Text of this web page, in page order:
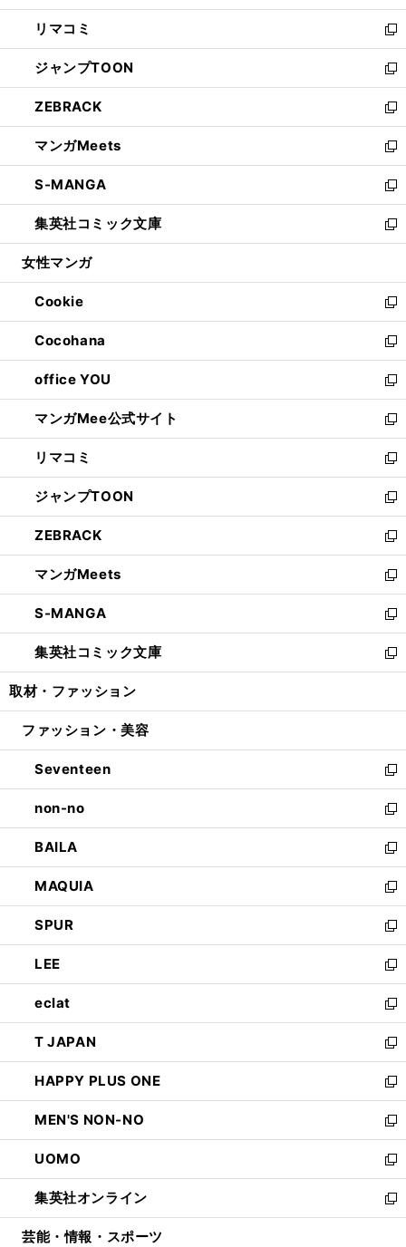
ウ
で
開
く
ン
ド
ウ
で
開
く
ウ
ィ
ン
ド
ウ
で
開
く
し
い
ウ
ィ
ン
ド
ウ
で
開
く
リマコミ
新
し
い
ウ
ィ
ン
ド
ウ
で
開
く
ジャンプTOON
新
し
い
ウ
ィ
ン
ド
ウ
で
開
ZEBRACK
新
し
い
ウ
ィ
ン
ド
ウ
開
く
マンガMeets
新
し
い
ウ
ィ
ン
ウ
で
開
く
S-MANGA
新
し
い
ウ
ン
ド
ウ
で
開
く
集英社コミック文庫
新
し
ウ
ィ
ン
ド
ウ
で
開
く
女性マンガ
Cookie
新
し
い
ウ
ィ
ン
ド
ウ
で
開
く
Cocohana
新
し
い
ウ
ィ
ン
ド
ウ
で
開
く
office YOU
新
し
い
ウ
ィ
ン
ド
ウ
で
開
く
マンガMee公式サイト
新
し
い
ウ
ィ
ン
ド
ウ
で
開
く
リマコミ
新
し
い
ウ
ィ
ン
ド
ウ
で
開
く
ジャンプTOON
新
し
い
ウ
ィ
ン
ド
ウ
で
開
ZEBRACK
新
し
い
ウ
ィ
ン
ド
ウ
開
マンガMeets
新
し
い
ウ
ィ
ン
ウ
開
く
S-MANGA
新
し
い
ウ
ン
ウ
で
開
く
集英社コミック文庫
新
し
ウ
ン
ド
ウ
で
開
く
取材・ファッション
ファッション・美容
Seventeen
新
し
い
ウ
ィ
ン
ド
ウ
で
開
く
non-no
新
し
い
ウ
ィ
ン
ド
ウ
で
開
く
BAILA
新
し
い
ウ
ィ
ン
ド
ウ
で
開
く
MAQUIA
新
し
い
ウ
ィ
ン
ド
ウ
で
開
く
SPUR
新
し
い
ウ
ィ
ン
ド
ウ
で
開
く
LEE
新
し
い
ウ
ィ
ン
ド
ウ
で
開
く
eclat
新
し
い
ウ
ィ
ン
ド
ウ
で
開
く
T JAPAN
新
し
い
ウ
ィ
ン
ド
ウ
で
開
HAPPY PLUS ONE
新
し
い
ウ
ィ
ン
ド
ウ
MEN'S NON-NO
新
し
い
ウ
ィ
ン
UOMO
新
し
い
ウ
集英社オンライン
新
し
芸能・情報・スポーツ